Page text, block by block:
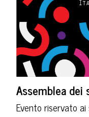
Assemblea dei
Evento riservato ai